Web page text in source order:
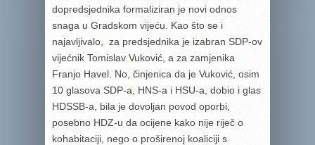
dopredsjednika formaliziran je novi odnos
snaga u Gradskom vijeću. Kao što se i
najavljivalo, za predsjednika je izabran SDP-ov
vijećnik Tomislav Vuković, a za zamjenika
Franjo Havel. No, činjenica da je Vuković, osim
10 glasova SDP-a, HNS-a i HSU-a, dobio i glas
HDSSB-a, bila je dovoljan povod oporbi,
posebno HDZ-u da ocijene kako nije riječ o
kohabitaciji, nego o proširenoj koaliciji s